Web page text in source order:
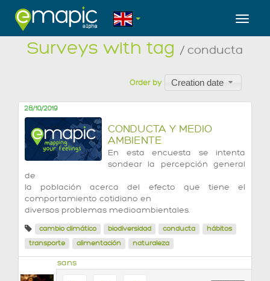
Surveys with tag / conducta
Order by Creation date
28/10/2019
CONDUCTA Y MEDIO
AMBIENTE
En esta encuesta se intenta
sondear la percepción general
de
la población acerca del efecto que tiene el
comportamiento cotidiano en
diversos problemas medioambientales.
cambio climático biodiversidad conducta
hábitos
transporte
alimentación naturaleza
sans